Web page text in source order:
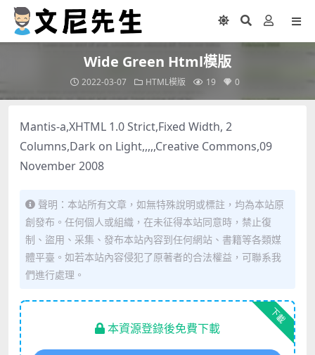
Wide Green Html模版
2022-03-07 HTML模版 19 0
Mantis-a,XHTML 1.0 Strict,Fixed Width, 2
Columns,Dark on Light,,,,,Creative Commons,09
November 2008
聲明：本站所有文章，如無特殊說明或標註，均為本站原
創發布。任何個人或組織，在未征得本站同意時，禁止復
制、盜用、采集、發布本站內容到任何網站、書籍等各類媒
體平臺。如若本站內容侵犯了原著者的合法權益，可聯系我
們進行處理。
下載
本資源登錄後免費下載